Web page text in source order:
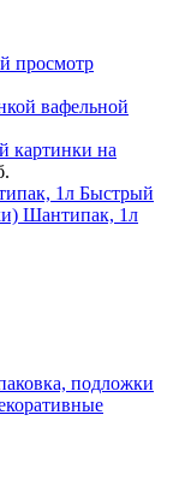
просмотр
картинки на
Быстрый
Шантипак, 1л
подложки